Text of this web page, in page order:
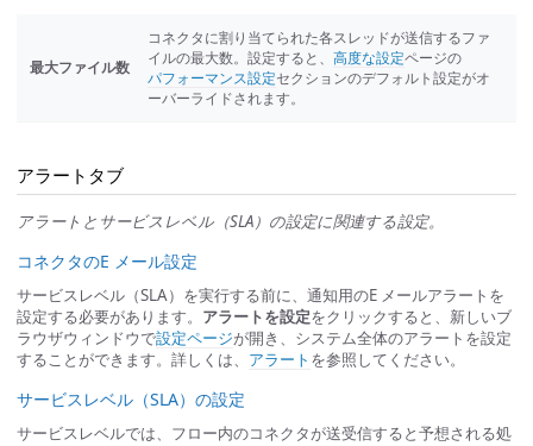
最大ファイル数
コネクタに割り当てられた各スレッドが送信するファ
イルの最大数。設定すると、 高度な設定ページの
パフォーマンス設定セクションのデフォルト設定がオ
ーバーライドされます。
アラートタブ
アラートとサービスレベル（SLA）の設定に関連する設定。
コネクタのE メール設定
サービスレベル（SLA）を実行する前に、通知用のE メールアラートを
設定する必要があります。 アラートを設定をクリックすると、新しいブ
ラウザウィンドウで設定ページが開き、システム全体のアラートを設定
することができます。詳しくは、 アラート を参照してください。
サービスレベル（SLA）の設定
サービスレベルでは、フロー内のコネクタが送受信すると予想される処